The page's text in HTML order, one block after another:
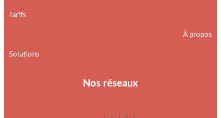
Tarifs
Solutions
À propos
Nos réseaux